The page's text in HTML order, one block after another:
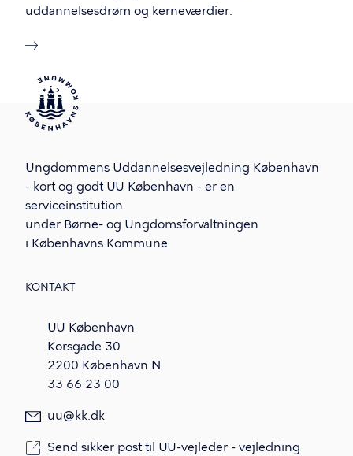
uddannelsesdrøm og kerneværdier.
Ungdommens Uddannelsesvejledning København
- kort og godt UU København - er en
serviceinstitution
under Børne- og Ungdomsforvaltningen
i Københavns Kommune.
KONTAKT
UU København
Korsgade 30
2200 København N
33 66 23 00
uu@kk.dk
Send sikker post til UU-vejleder - vejledning